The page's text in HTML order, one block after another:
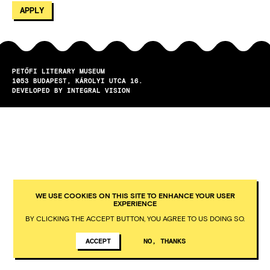
PETŐFI LITERARY MUSEUM
1053
BUDAPEST
KÁROLYI UTCA 16.
DEVELOPED BY INTEGRAL VISION
WE USE COOKIES ON THIS SITE TO ENHANCE YOUR USER
EXPERIENCE
BY CLICKING THE ACCEPT BUTTON, YOU AGREE TO US DOING SO.
ACCEPT NO, THANKS